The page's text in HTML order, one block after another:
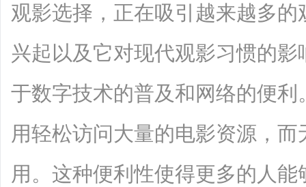
观影选择，正在吸引越来越多
兴起以及它对现代观影习惯的
于数字技术的普及和网络的便
用轻松访问大量的电影资源，
用。这种便利性使得更多的人能